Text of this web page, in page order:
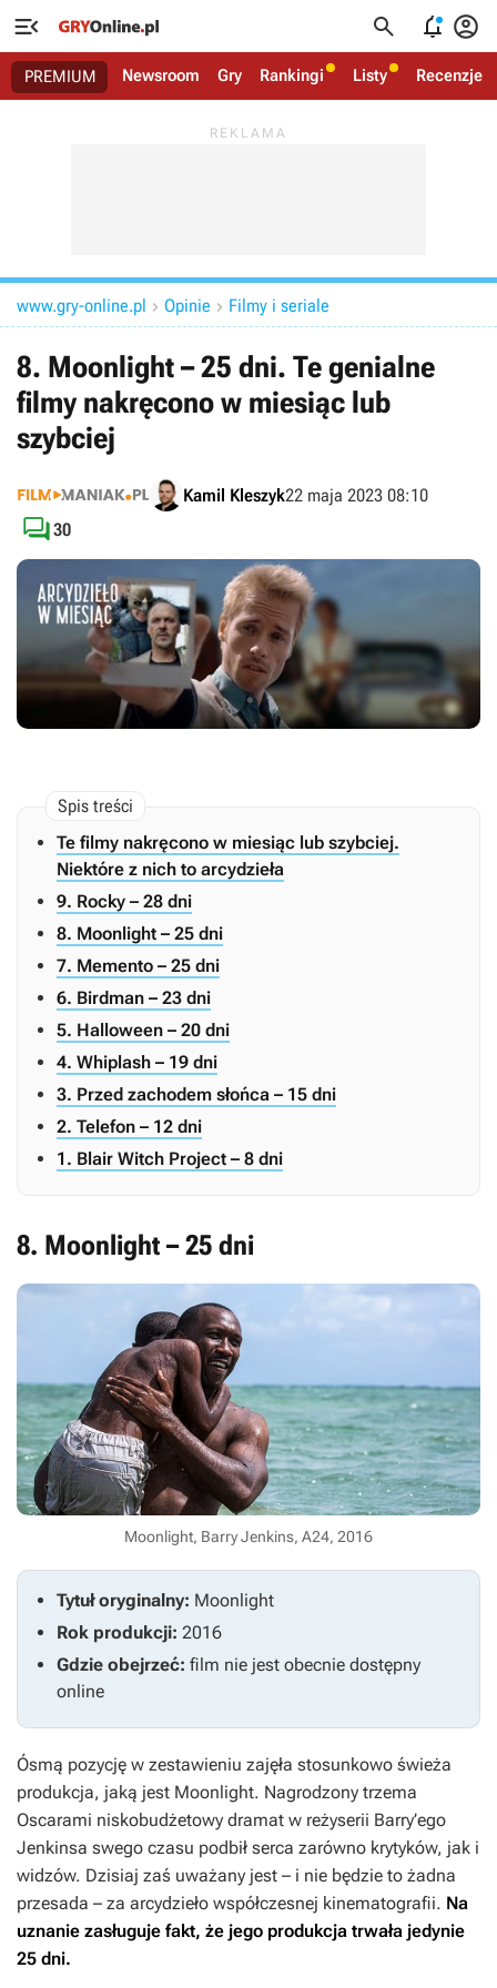
   
PREMIUM Newsroom Gry Rankingi Listy Recenzje
www.gry-online.pl  Opinie  Filmy i seriale
8. Moonlight – 25 dni. Te genialne
filmy nakręcono w miesiąc lub
szybciej
Kamil Kleszyk22 maja 2023 08:10
30
Te filmy nakręcono w miesiąc lub szybciej.
Niektóre z nich to arcydzieła
9. Rocky – 28 dni
8. Moonlight – 25 dni
7. Memento – 25 dni
6. Birdman – 23 dni
5. Halloween – 20 dni
4. Whiplash – 19 dni
3. Przed zachodem słońca – 15 dni
2. Telefon – 12 dni
1. Blair Witch Project – 8 dni
8. Moonlight – 25 dni
Moonlight, Barry Jenkins, A24, 2016
Tytuł oryginalny: Moonlight
Rok produkcji: 2016
Gdzie obejrzeć: film nie jest obecnie dostępny
online
Ósmą pozycję w zestawieniu zajęła stosunkowo świeża
produkcja, jaką jest Moonlight. Nagrodzony trzema
Oscarami niskobudżetowy dramat w reżyserii Barry’ego
Jenkinsa swego czasu podbił serca zarówno krytyków, jak i
widzów. Dzisiaj zaś uważany jest – i nie będzie to żadna
przesada – za arcydzieło współczesnej kinematografii. Na
uznanie zasługuje fakt, że jego produkcja trwała jedynie
25 dni.